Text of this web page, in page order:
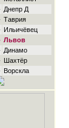
Днепр Д
Таврия
Ильичёвец
Львов
Динамо
Шахтёр
Ворскла